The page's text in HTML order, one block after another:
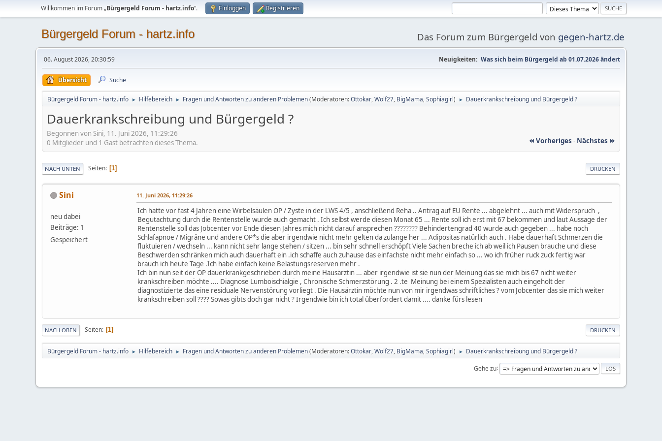
Willkommen im Forum „Bürgergeld Forum - hartz.info“. Einloggen Registrieren
Bürgergeld Forum - hartz.info Das Forum zum Bürgergeld von gegen-hartz.de
06. August 2026, 20:30:59 Neuigkeiten: Was sich beim Bürgergeld ab 01.07.2026 ändert
Übersicht Suche
Bürgergeld Forum - hartz.info ► Hilfebereich ► Fragen und Antworten zu anderen Problemen(Moderatoren:Ottokar,Wolf27, BigMama,Sophiagirl) ► Dauerkrankschreibung und Bürgergeld ?
Dauerkrankschreibung und Bürgergeld ?
Begonnen von Sini, 11. Juni 2026, 11:29:26
⏪ Vorheriges - Nächstes ⏩
0 Mitglieder und 1 Gast betrachten dieses Thema.
DRUCKEN
NACH UNTEN Seiten 1
Sini
neu dabei
Beiträge: 1
Gespeichert
11. Juni 2026, 11:29:26
Ich hatte vor fast 4 Jahren eine Wirbelsäulen OP / Zyste in der LWS 4/5 , anschließend Reha .. Antrag auf EU Rente ... abgelehnt ... auch mit Widerspruch ,
Begutachtung durch die Rentenstelle wurde auch gemacht . Ich selbst werde diesen Monat 65 ... Rente soll ich erst mit 67 bekommen und laut Aussage der
Rentenstelle soll das Jobcenter vor Ende diesen Jahres mich nicht darauf ansprechen ???????? Behindertengrad 40 wurde auch gegeben ... habe noch
Schlafapnoe / Migräne und andere OP*s die aber irgendwie nicht mehr gelten da zulange her ... Adipositas natürlich auch . Habe dauerhaft Schmerzen die
fluktuieren / wechseln ... kann nicht sehr lange stehen / sitzen ... bin sehr schnell erschöpft Viele Sachen breche ich ab weil ich Pausen brauche und diese
Beschwerden schränken mich auch dauerhaft ein .ich schaffe auch zuhause das einfachste nicht mehr einfach so ... wo ich früher ruck zuck fertig war
brauch ich heute Tage .Ich habe einfach keine Belastungsreserven mehr .
Ich bin nun seit der OP dauerkrankgeschrieben durch meine Hausärztin ... aber irgendwie ist sie nun der Meinung das sie mich bis 67 nicht weiter
krankschreiben möchte .... Diagnose Lumboischialgie , Chronische Schmerzstörung . 2 .te Meinung bei einem Spezialisten auch eingeholt der
diagnostizierte das eine residuale Nervenstörung vorliegt . Die Hausärztin möchte nun von mir irgendwas schriftliches ? vom Jobcenter das sie mich weiter
krankschreiben soll ???? Sowas gibts doch gar nicht ? Irgendwie bin ich total überfordert damit .... danke fürs lesen
DRUCKEN
NACH OBEN Seiten 1
Bürgergeld Forum - hartz.info ► Hilfebereich ► Fragen und Antworten zu anderen Problemen(Moderatoren:Ottokar,Wolf27, BigMama,Sophiagirl) ► Dauerkrankschreibung und Bürgergeld ?
Gehe zu